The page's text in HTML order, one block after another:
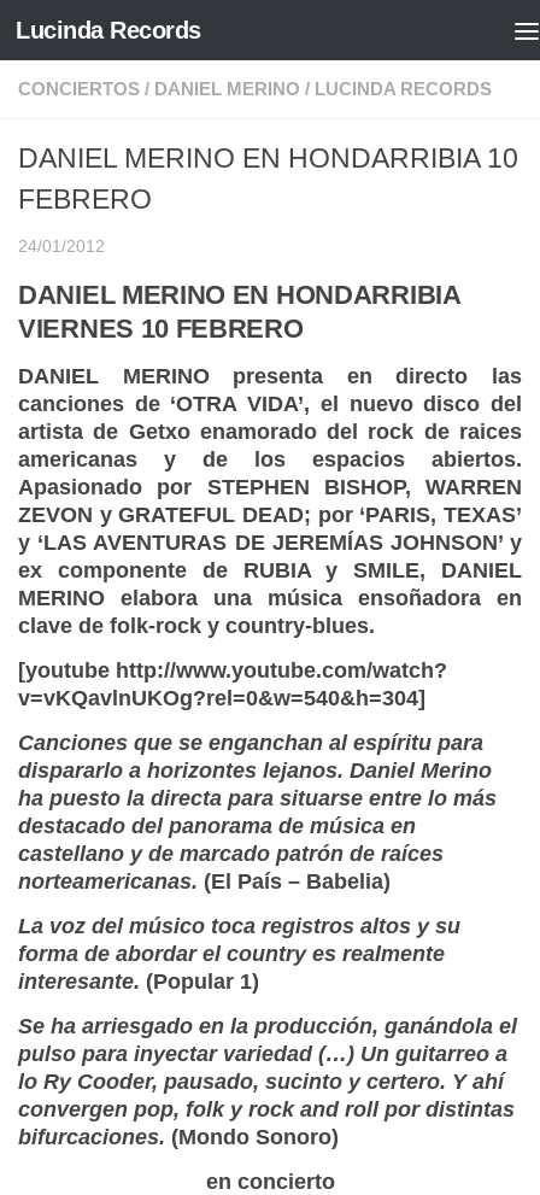
Saltar al contenido
Lucinda Records
CONCIERTOS / DANIEL MERINO / LUCINDA RECORDS
DANIEL MERINO EN HONDARRIBIA 10
FEBRERO
24/01/2012
DANIEL MERINO EN HONDARRIBIA
VIERNES 10 FEBRERO
DANIEL MERINO presenta en directo las
canciones de ‘OTRA VIDA’, el nuevo disco del
artista de Getxo enamorado del rock de raices
americanas y de los espacios abiertos.
Apasionado por STEPHEN BISHOP, WARREN
ZEVON y GRATEFUL DEAD; por ‘PARIS, TEXAS’
y ‘LAS AVENTURAS DE JEREMÍAS JOHNSON’ y
ex componente de RUBIA y SMILE, DANIEL
MERINO elabora una música ensoñadora en
clave de folk-rock y country-blues.
[youtube http://www.youtube.com/watch?
v=vKQavlnUKOg?rel=0&w=540&h=304]
Canciones que se enganchan al espíritu para
dispararlo a horizontes lejanos. Daniel Merino
ha puesto la directa para situarse entre lo más
destacado del panorama de música en
castellano y de marcado patrón de raíces
norteamericanas. (El País – Babelia)
La voz del músico toca registros altos y su
forma de abordar el country es realmente
interesante. (Popular 1)
Se ha arriesgado en la producción, ganándola el
pulso para inyectar variedad (…) Un guitarreo a
lo Ry Cooder, pausado, sucinto y certero. Y ahí
convergen pop, folk y rock and roll por distintas
bifurcaciones. (Mondo Sonoro)
en concierto